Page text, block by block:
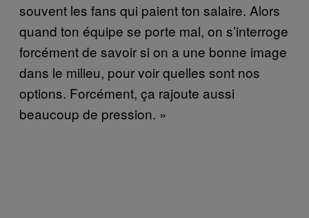
souvent les fans qui paient ton salaire. Alors
quand ton équipe se porte mal, on s’interroge
forcément de savoir si on a une bonne image
dans le milieu, pour voir quelles sont nos
options. Forcément, ça rajoute aussi
beaucoup de pression. »